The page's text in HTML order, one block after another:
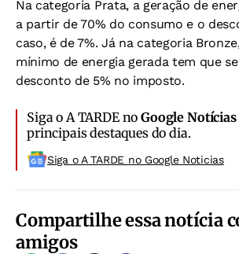
Na categoria Prata, a geração de
a partir de 70% do consumo e o
caso, é de 7%. Já na categoria
mínimo de energia gerada tem que
desconto de 5% no imposto.
Siga o A TARDE noGoogle Notícias
principais destaques do dia.
Siga o A TARDE no Google Noticias
Compartilhe essa notícia
amigos